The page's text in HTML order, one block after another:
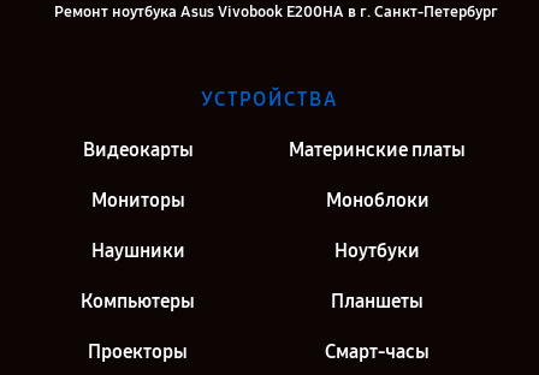
Ремонт ноутбука Asus Vivobook E200HA в г. Санкт-Петербург
УСТРОЙСТВА
Видеокарты Материнские платы
Мониторы Моноблоки
Наушники Ноутбуки
Компьютеры Планшеты
Проекторы Смарт-часы